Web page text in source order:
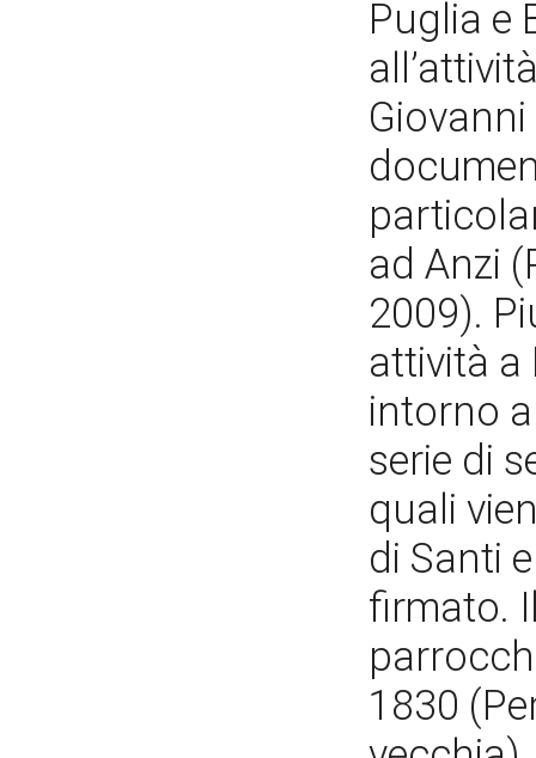
Puglia e
ad Anzi
2009).
attività a
intorno
serie di
quali
di Santi
firmato.
1830